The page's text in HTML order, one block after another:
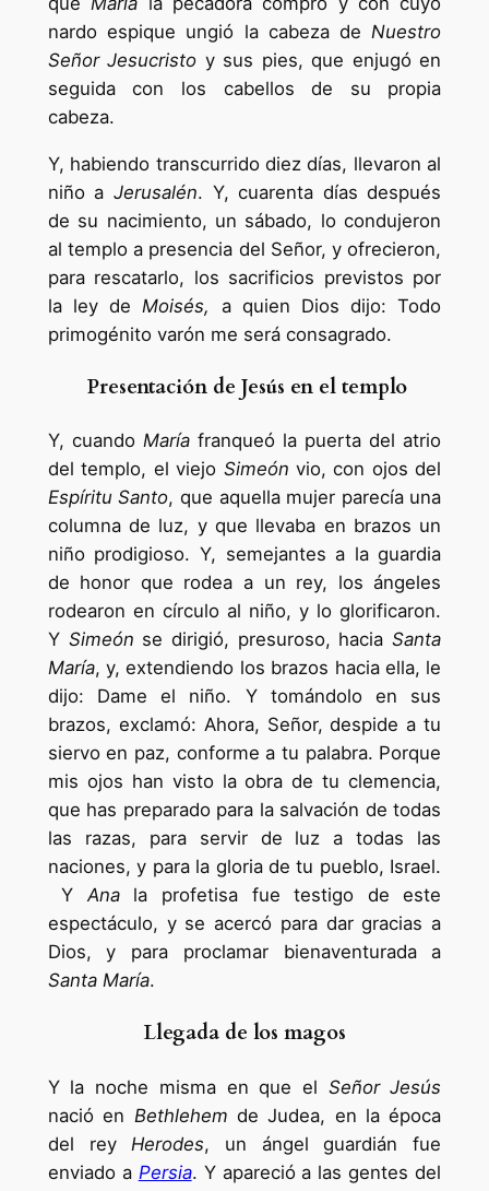
nardo espique ungió la cabeza deNuestro
Señor Jesucristo y sus pies, que enjugó en
seguida con los cabellos de su propia
cabeza.
Y, habiendo transcurrido diez días, llevaron al
niño a Jerusalén. Y, cuarenta días después
de su nacimiento, un sábado, lo condujeron
al templo a presencia del Señor, y ofrecieron,
para rescatarlo, los sacrificios previstos por
la ley de Moisés,
a quien Dios dijo: Todo
primogénito varón me será consagrado.
Presentación de Jesús en el templo
Y, cuando Maríafranqueó la puerta del atrio
del templo, el viejo Simeón vio, con ojos del
Espíritu Santo, que aquella mujer parecía una
columna de luz, y que llevaba en brazos un
niño prodigioso. Y, semejantes a la guardia
de honor que rodea a un rey, los ángeles
rodearon en círculo al niño, y lo glorificaron.
Y Simeón se dirigió, presuroso, haciaSanta
María, y, extendiendo los brazos hacia ella, le
dijo: Dame el niño. Y tomándolo en sus
brazos, exclamó: Ahora, Señor, despide a tu
siervo en paz, conforme a tu palabra. Porque
mis ojos han visto la obra de tu clemencia,
que has preparado para la salvación de todas
las razas, para servir de luz a todas las
naciones, y para la gloria de tu pueblo, Israel.
YAnala profetisa fue testigo de este
espectáculo, y se acercó para dar gracias a
Dios, y para proclamar bienaventurada a
Santa María.
Llegada de los magos
Y la noche misma en que el Señor Jesús
nació en Bethlehem de Judea, en la época
del rey Herodes, un ángel guardián fue
enviado a Persia. Y apareció a las gentes del